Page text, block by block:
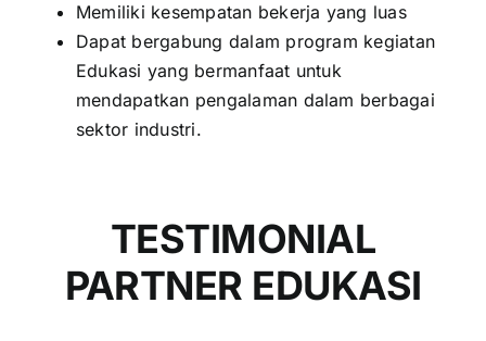
Memiliki kesempatan bekerja yang luas
Dapat bergabung dalam program kegiatan
Edukasi yang bermanfaat untuk
mendapatkan pengalaman dalam berbagai
sektor industri.
TESTIMONIAL
PARTNER EDUKASI